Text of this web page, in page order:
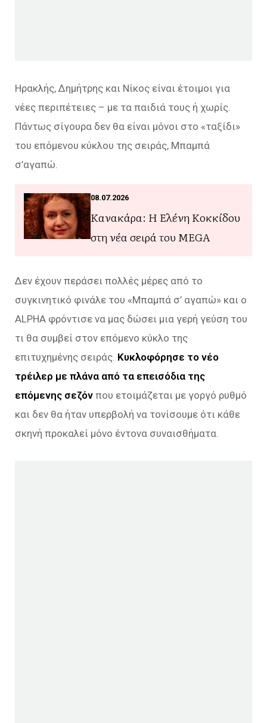
Ηρακλής, Δημήτρης και Νίκος είναι έτοιμοι για
νέες περιπέτειες – με τα παιδιά τους ή χωρίς.
Πάντως σίγουρα δεν θα είναι μόνοι στο «ταξίδι»
του επόμενου κύκλου της σειράς, Μπαμπά
σ’αγαπώ.
08.07.2026
Κανακάρα: Η Ελένη Κοκκίδου
στη νέα σειρά του MEGA
Δεν έχουν περάσει πολλές μέρες από το
συγκινητικό φινάλε του «Μπαμπά σ’ αγαπώ» και ο
ALPHA φρόντισε να μας δώσει μια γερή γεύση του
τι θα συμβεί στον επόμενο κύκλο της
επιτυχημένης σειράς. Κυκλοφόρησε το νέο
τρέιλερ με πλάνα από τα επεισόδια της
επόμενης σεζόν που ετοιμάζεται με γοργό ρυθμό
και δεν θα ήταν υπερβολή να τονίσουμε ότι κάθε
σκηνή προκαλεί μόνο έντονα συναισθήματα.